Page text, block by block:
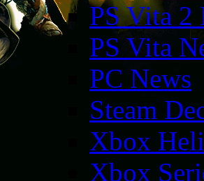
PS Vita 2
PS Vita
PC News
Steam
Xbox
Xbox